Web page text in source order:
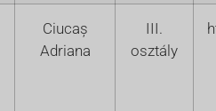
Ciucaș
Adriana
III.
osztály